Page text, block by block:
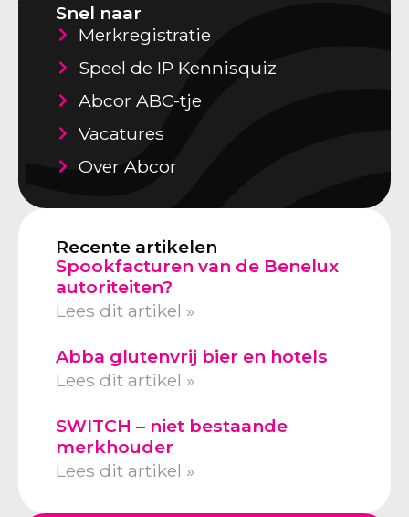
Snel naar
Merkregistratie
Speel de IP Kennisquiz
Abcor ABC-tje
Vacatures
Over Abcor
Recente artikelen
Spookfacturen van de Benelux
autoriteiten?
Lees dit artikel »
Abba glutenvrij bier en hotels
Lees dit artikel »
SWITCH – niet bestaande
merkhouder
Lees dit artikel »